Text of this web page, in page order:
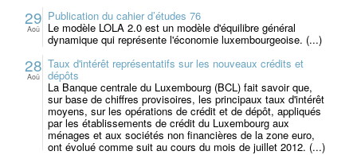
29
Aoû
Publication du cahier d’études 76
Le modèle LOLA 2.0 est un modèle d'équilibre général
dynamique qui représente l'économie luxembourgeoise. (...)
28
Aoû
Taux d'intérêt représentatifs sur les nouveaux crédits et
dépôts
La Banque centrale du Luxembourg (BCL) fait savoir que,
sur base de chiffres provisoires, les principaux taux d'intérêt
moyens, sur les opérations de crédit et de dépôt, appliqués
par les établissements de crédit du Luxembourg aux
ménages et aux sociétés non financières de la zone euro,
ont évolué comme suit au cours du mois de juillet 2012. (...)